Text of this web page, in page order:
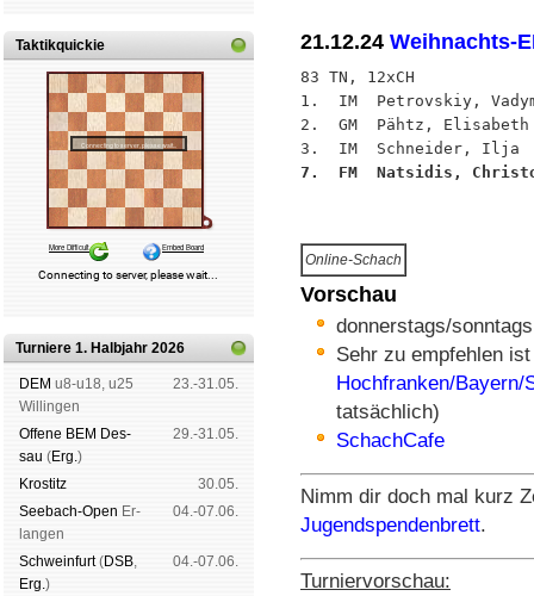
Taktikquickie
Turniere 1. Halbjahr 2026
DEM u8-u18, u25
Wil­lin­gen
23.-31.05.
Offene BEM Des­
sau (Erg.)
29.-31.05.
Kros­titz
30.05.
See­bach-Open Er­
lan­gen
04.-07.06.
Schwein­furt(DSB,
Erg.)
04.-07.06.
21.12.24 Weihnachts-
83 TN, 12xCH
1.  IM  Petrovskiy,
2.  GM  Pähtz,
7.  FM  Natsidis,
Online-Schach
Vorschau
donnerstags/
Sehr zu empfehlen
Hochfranken/Bayern/
tatsächlich)
SchachCafe
Nimm dir doch mal kurz
Jugendspendenbrett.
Turniervorschau: